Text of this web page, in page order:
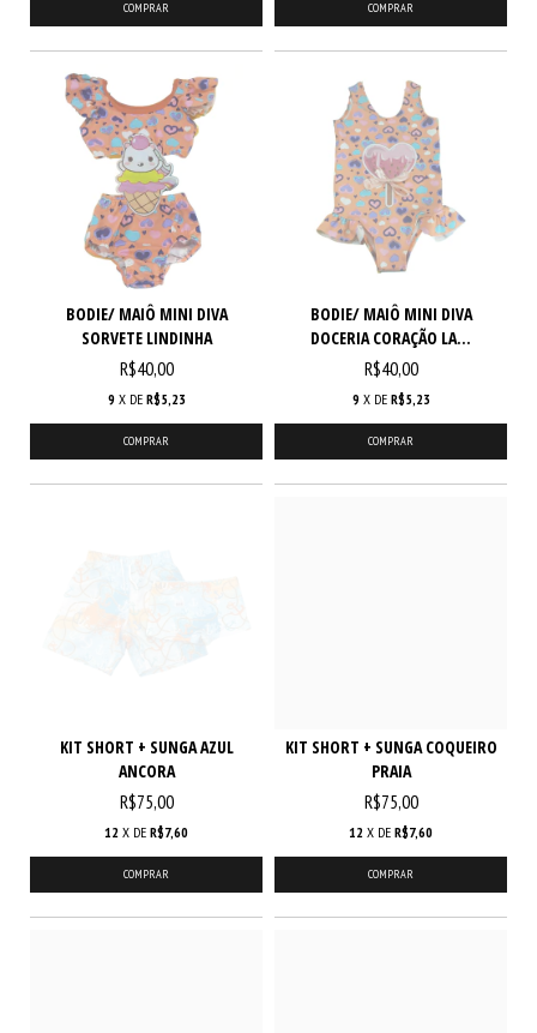
COMPRAR COMPRAR
BODIE/ MAIÔ MINI DIVA
SORVETE LINDINHA
R$40,00
9 X DE R$5,23
COMPRAR
BODIE/ MAIÔ MINI DIVA
DOCERIA CORAÇÃO LA...
R$40,00
9 X DE R$5,23
COMPRAR
KIT SHORT + SUNGA AZUL
ANCORA
R$75,00
12 X DE R$7,60
COMPRAR
KIT SHORT + SUNGA COQUEIRO
PRAIA
R$75,00
12 X DE R$7,60
COMPRAR